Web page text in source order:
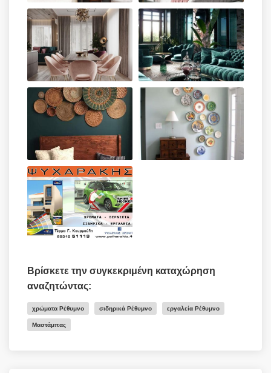
Βρίσκετε την συγκεκριμένη καταχώρηση
αναζητώντας:
χρώματα Ρέθυμνο σιδηρικά Ρέθυμνο εργαλεία Ρέθυμνο
Μαστάμπας